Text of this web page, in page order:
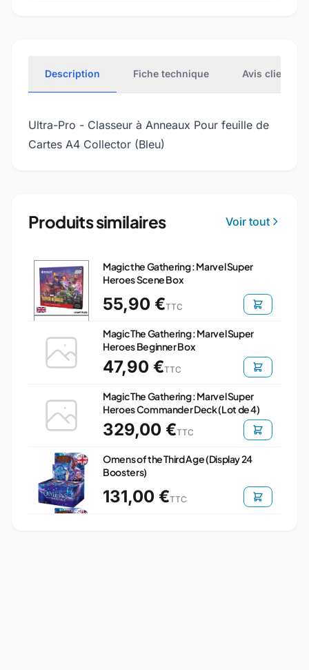
Description Fiche technique Avis clients
Ultra-Pro - Classeur à Anneaux Pour feuille de
Cartes A4 Collector (Bleu)
Produits similaires Voir tout
Magic the Gathering : Marvel Super
Heroes Scene Box
55,90 €TTC
Magic The Gathering : Marvel Super
Heroes Beginner Box
47,90 €TTC
Magic The Gathering : Marvel Super
Heroes Commander Deck (Lot de 4)
329,00 €TTC
Omens of the Third Age (Display 24
Boosters)
131,00 €TTC